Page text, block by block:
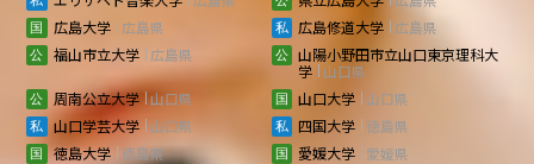
広島大学
広島県 広島修道大学 広島県
福山市立大学
広島県
山陽小野田市立山口東京理科大
学 山口県
周南公立大学 山口県 山口大学 山口県
山口学芸大学 山口県 四国大学 徳島県
徳島大学 徳島県 愛媛大学 愛媛県